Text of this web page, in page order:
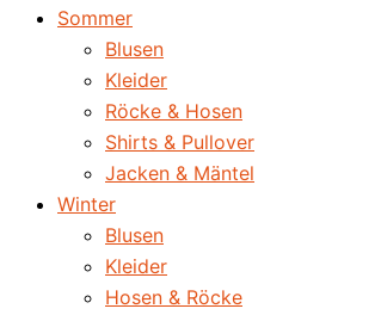
Sommer
Blusen
Kleider
Röcke & Hosen
Shirts & Pullover
Jacken & Mäntel
Winter
Blusen
Kleider
Hosen & Röcke